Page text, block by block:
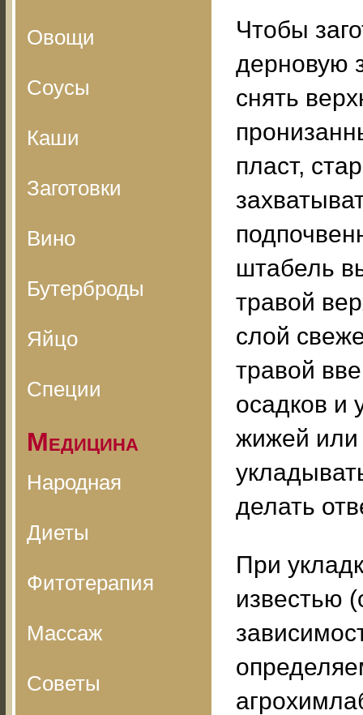
Овощи
Соусы
Каши
Заготовки
Вино
Бутерброды
Яйцо
Специи
Медицина
Народная
Диеты
Фитотерапия
Массаж
Советы
Чтобы
дерновую
снять
пласт,
штабель
травой
слой
травой
осадков и
жижей или
делать
При
известью